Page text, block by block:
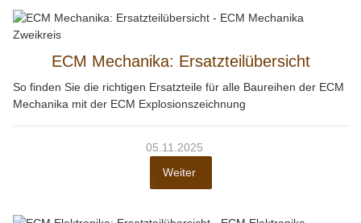
ECM Mechanika: Ersatzteilübersicht
So finden Sie die richtigen Ersatzteile für alle Baureihen der ECM
Mechanika mit der ECM Explosionszeichnung
05.11.2025
Weiter